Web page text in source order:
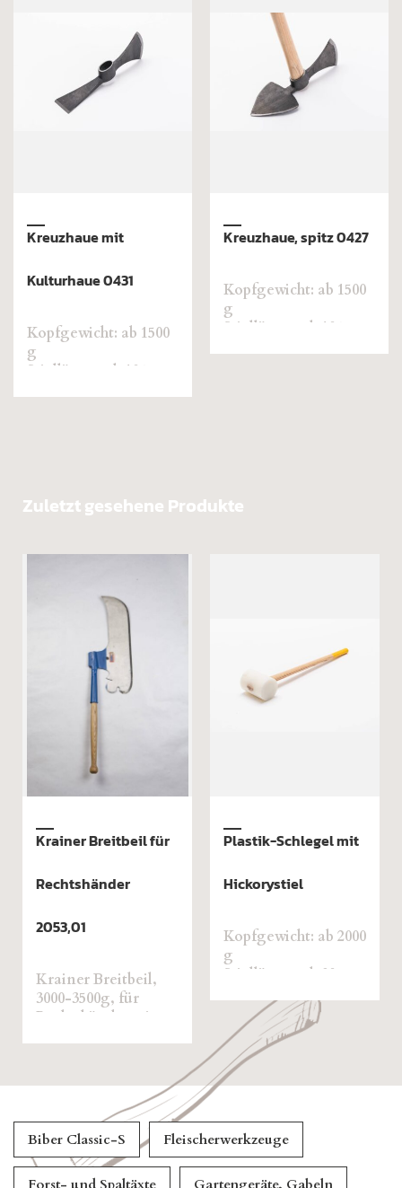
Kreuzhaue mit
Kulturhaue 0431
Kopfgewicht: ab 1500
g
Stiellänge: ab 105 cm
Kreuzhaue, spitz 0427
Kopfgewicht: ab 1500
g
Stiellänge: ab 105 cm
Zuletzt gesehene Produkte
Krainer Breitbeil für
Rechtshänder
2053,01
Krainer Breitbeil,
3000-3500g, für
Rechtshänder mit
Plastik-Schlegel mit
Hickorystiel
Kopfgewicht: ab 2000
g
Stiellänge: ab 80 cm
Biber Classic-S Fleischerwerkzeuge